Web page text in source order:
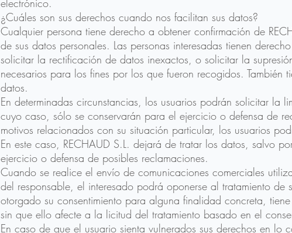
electrónico.
¿Cuáles son sus derechos cuando nos facilitan sus datos?
Cualquier persona tiene derecho a obtener confirmación de
de sus datos personales. Las personas interesadas tienen
solicitar la rectificación de datos inexactos, o solicitar la
necesarios para los fines por los que fueron recogidos.
datos.
En determinadas circunstancias, los usuarios podrán solicitar la
cuyo caso, sólo se conservarán para el ejercicio o defensa de
motivos relacionados con su situación particular, los usuarios
En este caso, RECHAUD S.L. dejará de tratar los datos, salvo
ejercicio o defensa de posibles reclamaciones.
Cuando se realice el envío de comunicaciones comerciales
del responsable, el interesado podrá oponerse al tratamiento de
otorgado su consentimiento para alguna finalidad concreta,
sin que ello afecte a la licitud del tratamiento basado en el
En caso de que el usuario sienta vulnerados sus derechos en lo